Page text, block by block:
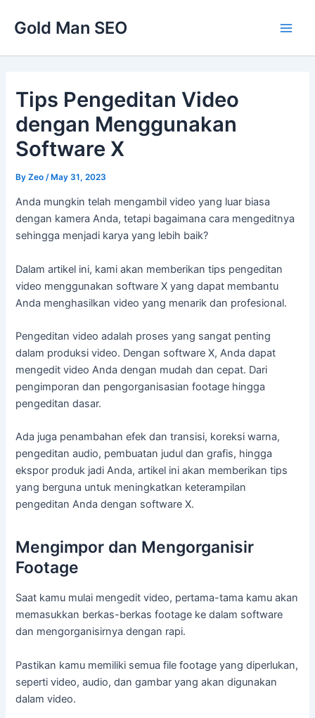
Gold Man SEO
Tips Pengeditan Video
dengan Menggunakan
Software X
ByZeo /May 31, 2023
Anda mungkin telah mengambil video yang luar biasa
dengan kamera Anda, tetapi bagaimana cara mengeditnya
sehingga menjadi karya yang lebih baik?
Dalam artikel ini, kami akan memberikan tips pengeditan
video menggunakan software X yang dapat membantu
Anda menghasilkan video yang menarik dan profesional.
Pengeditan video adalah proses yang sangat penting
dalam produksi video. Dengan software X, Anda dapat
mengedit video Anda dengan mudah dan cepat. Dari
pengimporan dan pengorganisasian footage hingga
pengeditan dasar.
Ada juga penambahan efek dan transisi, koreksi warna,
pengeditan audio, pembuatan judul dan grafis, hingga
ekspor produk jadi Anda, artikel ini akan memberikan tips
yang berguna untuk meningkatkan keterampilan
pengeditan Anda dengan software X.
Mengimpor dan Mengorganisir
Footage
Saat kamu mulai mengedit video, pertama-tama kamu akan
memasukkan berkas-berkas footage ke dalam software
dan mengorganisirnya dengan rapi.
Pastikan kamu memiliki semua file footage yang diperlukan,
seperti video, audio, dan gambar yang akan digunakan
dalam video.